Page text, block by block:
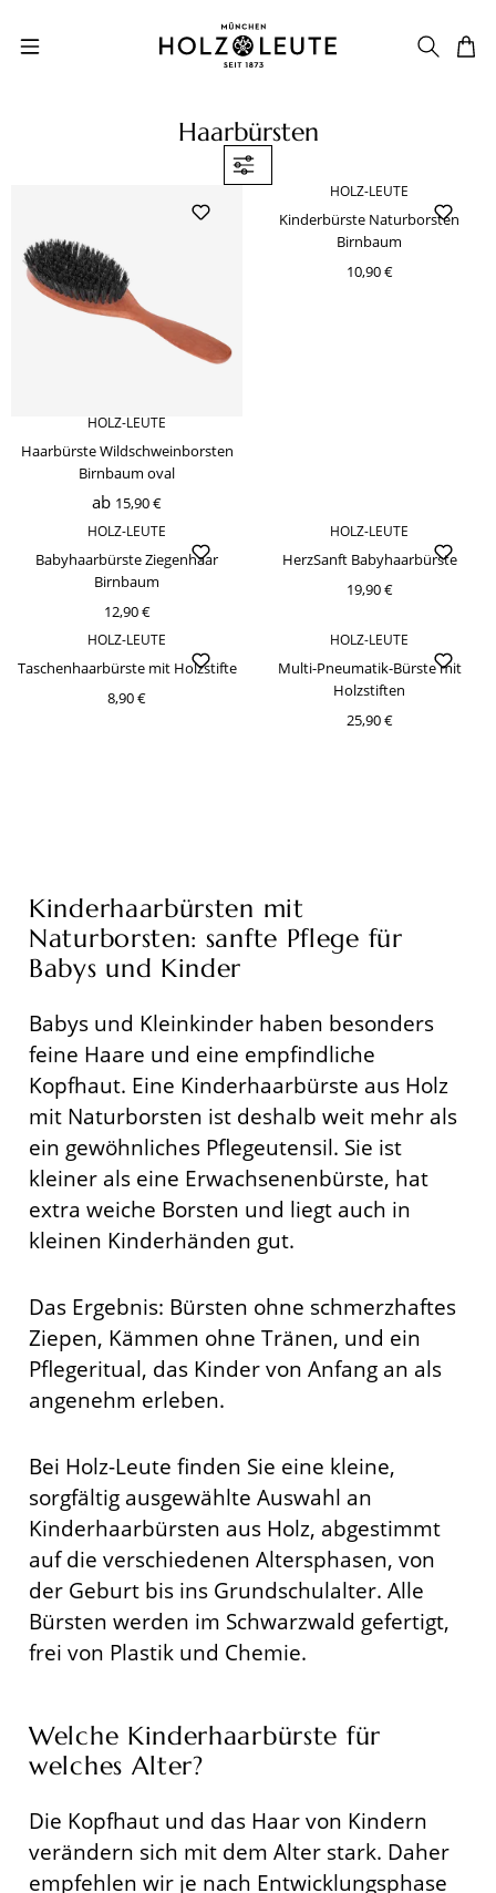
Zum Hauptinhalt springen
Haarbürsten
HOLZ-LEUTE
Haarbürste Wildschweinborsten
Birnbaum oval
ab 15,90 €
HOLZ-LEUTE
Kinderbürste Naturborsten
Birnbaum
10,90 €
HOLZ-LEUTE
Babyhaarbürste Ziegenhaar
Birnbaum
12,90 €
HOLZ-LEUTE
HerzSanft Babyhaarbürste
19,90 €
HOLZ-LEUTE
Taschenhaarbürste mit Holzstifte
8,90 €
HOLZ-LEUTE
Multi-Pneumatik-Bürste mit
Holzstiften
25,90 €
Kinderhaarbürsten mit
Naturborsten: sanfte Pflege für
Babys und Kinder
Babys und Kleinkinder haben besonders
feine Haare und eine empfindliche
Kopfhaut. Eine Kinderhaarbürste aus Holz
mit Naturborsten ist deshalb weit mehr als
ein gewöhnliches Pflegeutensil. Sie ist
kleiner als eine Erwachsenenbürste, hat
extra weiche Borsten und liegt auch in
kleinen Kinderhänden gut.
Das Ergebnis: Bürsten ohne schmerzhaftes
Ziepen, Kämmen ohne Tränen, und ein
Pflegeritual, das Kinder von Anfang an als
angenehm erleben.
Bei Holz-Leute finden Sie eine kleine,
sorgfältig ausgewählte Auswahl an
Kinderhaarbürsten aus Holz, abgestimmt
auf die verschiedenen Altersphasen, von
der Geburt bis ins Grundschulalter. Alle
Bürsten werden im Schwarzwald gefertigt,
frei von Plastik und Chemie.
Welche Kinderhaarbürste für
welches Alter?
Die Kopfhaut und das Haar von Kindern
verändern sich mit dem Alter stark. Daher
empfehlen wir je nach Entwicklungsphase